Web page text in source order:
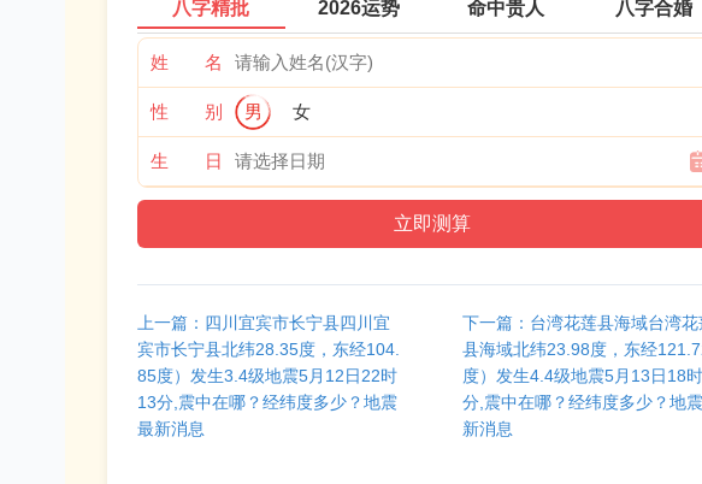
八字精批 2026运势 命中贵人 八字合婚
姓 名
性 别 男 女
生 日
上一篇：四川宜宾市长宁县四川宜
宾市长宁县北纬28.35度，东经104.
85度）发生3.4级地震5月12日22时
13分,震中在哪？经纬度多少？地震
最新消息
下一篇：台湾花莲县海域台湾花
县海域北纬23.98度，东经
度）发生4.4级地震5月13日18
分,震中在哪？经纬度多少？地
新消息